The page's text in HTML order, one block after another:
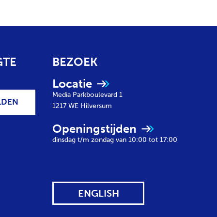
BEZOEK
Locatie
Media Parkboulevard 1
1217 WE Hilversum
Openingstijden
dinsdag t/m zondag van 10:00 tot 17:00
ENGLISH